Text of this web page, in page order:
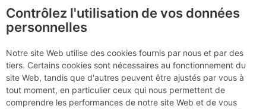
Au bas du dernier
rappel
Contrôlez l'utilisation de vos données
personnelles
Notre site Web utilise des cookies fournis par nous et par des
tiers. Certains cookies sont nécessaires au fonctionnement du
site Web, tandis que d'autres peuvent être ajustés par vous à
tout moment, en particulier ceux qui nous permettent de
comprendre les performances de notre site Web et de vous